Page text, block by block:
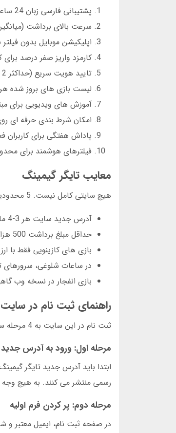
پشتیبانی فارسی زبان 24 ساعته از طریق چت آنلاین
سرعت بالای برداشت (میانگین 4 ساعت در تراکنش های زیر 5 میلیون
اپلیکیشن موبایل بدون
کارمزد واریز صفر درصد برای
تایید هویت سریع (حداکثر 2 ساعت)
لیست بازی های بروز شده
آموزش های ویدیویی برای
امکان شرط بندی حرفه ای
پاداش هفتگی برای کاربران
فیلترهای هوشمند برای
معایب تایگر گیمینگ
هیچ سایتی کامل نیست. 5 محدودیت واقعی وجود دارد که باید بدانید:
آدرس جدید سایت هر 3-4 ماه تغییر می کند که گاهی باعث سردرگمی می شود
حداقل مبلغ برداشت 500 هزار تومان است که برای برخی کاربران سنگین است
بازی های کازینویی فقط با
در ساعات شلوغی، سرورهای
بازی انفجار در نسخه وب
راهنمای ثبت نام در
ثبت نام در این سایت به 4 مرحله ساده تقسیم می شود. من شخصا این مراحل را در 6 دقیقه طی کردم.
مرحله اول: ورود به آدرس جدید
ابتدا باید آدرس جدید تایگر
رسمی منتشر می کنند. به هیچ وجه
مرحله دوم: پر کردن فرم اولیه
در صفحه ثبت نام، ایمیل معتبر و